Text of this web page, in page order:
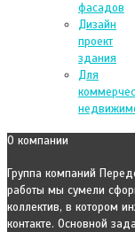
фасадов
Дизайн
проект
здания
Для
О компании
Группа компаний
работы мы сумели
коллектив, в котором
контакте. Основной